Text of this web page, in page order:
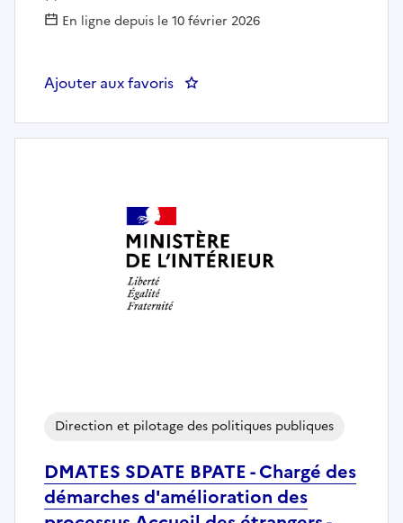
En ligne depuis le 10 février 2026
Ajouter aux favoris : CSATE - Assistante / Assistant
DMATES SDATE BPATE - Chargé des
démarches d'amélioration des
Direction et pilotage des politiques publiques